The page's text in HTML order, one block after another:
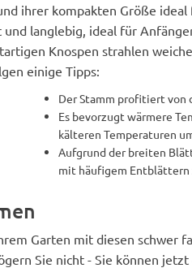
ihrer kompakten Größe
langlebig, ideal für
Knospen strahlen
einige Tipps:
Der Stamm profitiert von
Es bevorzugt wärmere
kälteren Temperaturen
Aufgrund der breiten
mit häufigem Entblättern
Garten mit diesen schwer
Sie nicht - Sie können